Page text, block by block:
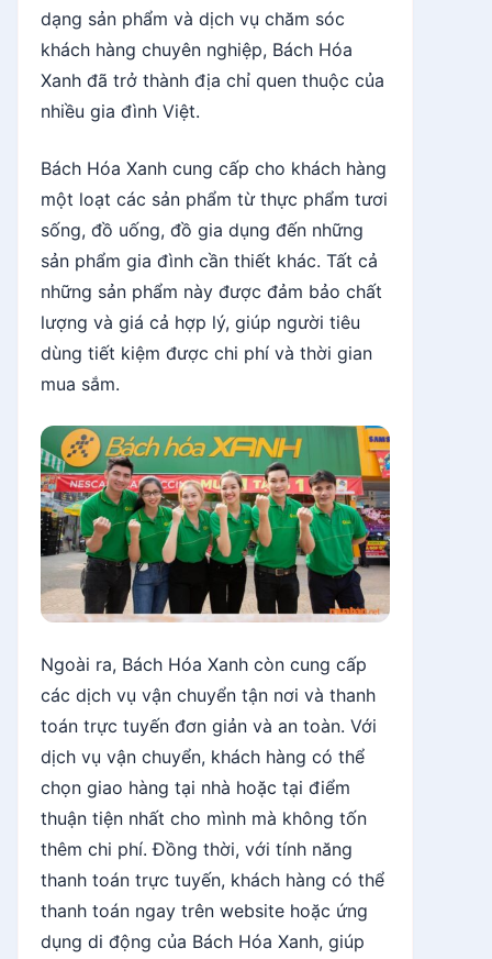
dạng sản phẩm và dịch vụ chăm sóc
khách hàng chuyên nghiệp, Bách Hóa
Xanh đã trở thành địa chỉ quen thuộc của
nhiều gia đình Việt.
Bách Hóa Xanh cung cấp cho khách hàng
một loạt các sản phẩm từ thực phẩm tươi
sống, đồ uống, đồ gia dụng đến những
sản phẩm gia đình cần thiết khác. Tất cả
những sản phẩm này được đảm bảo chất
lượng và giá cả hợp lý, giúp người tiêu
dùng tiết kiệm được chi phí và thời gian
mua sắm.
Ngoài ra, Bách Hóa Xanh còn cung cấp
các dịch vụ vận chuyển tận nơi và thanh
toán trực tuyến đơn giản và an toàn. Với
dịch vụ vận chuyển, khách hàng có thể
chọn giao hàng tại nhà hoặc tại điểm
thuận tiện nhất cho mình mà không tốn
thêm chi phí. Đồng thời, với tính năng
thanh toán trực tuyến, khách hàng có thể
thanh toán ngay trên website hoặc ứng
dụng di động của Bách Hóa Xanh, giúp